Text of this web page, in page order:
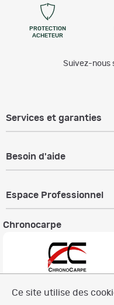
Ce site utilise des
PROTECTION
ACHETEUR
Suivez-nous
Services et garanties
Besoin d'aide
Espace Professionnel
Chronocarpe